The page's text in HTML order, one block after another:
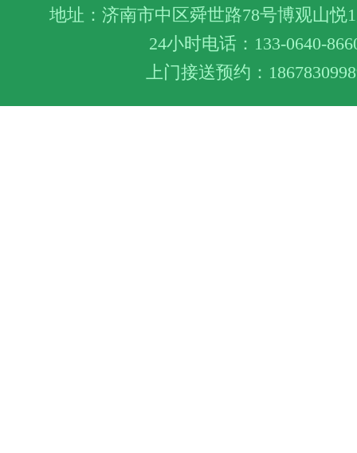
地址：济南市中区舜世路78号博观山悦
24小时电话：133-0640-
上门接送预约：